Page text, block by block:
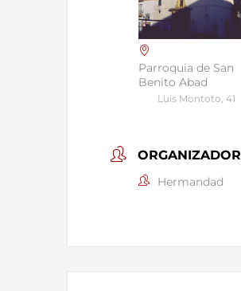
Parroquia de San
Benito Abad
Luis Montoto, 41
ORGANIZADOR
Hermandad